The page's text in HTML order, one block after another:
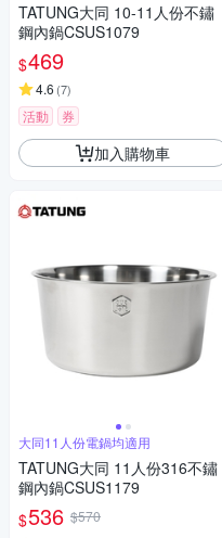
TATUNG大同 10-11人份不鏽
鋼內鍋CSUS1079
$469
4.6 (7)
活動 券
加入購物車
大同11人份電鍋均適用
TATUNG大同 11人份316不鏽
鋼內鍋CSUS1179
$536 $570